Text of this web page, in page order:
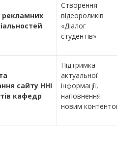
рекламних
Створення
відеороликів
«Діалог
студентів»
сайту ННІ
кафедр
Підтримка
актуальної
інформації,
наповнення
новим